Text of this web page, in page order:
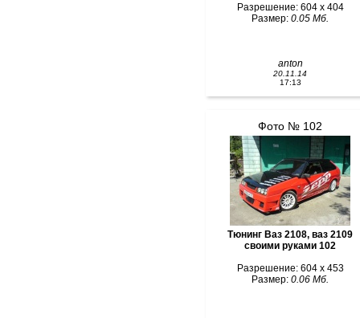
Разрешение: 604 x 404
Размер: 0.05 Мб.
anton
20.11.14
17:13
Фото № 102
Тюнинг Ваз 2108, ваз 2109
своими руками 102
Разрешение: 604 x 453
Размер: 0.06 Мб.